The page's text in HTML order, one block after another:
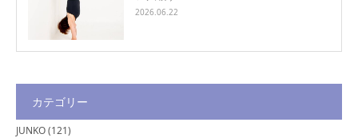
2026.06.22
カテゴリー
JUNKO(121)